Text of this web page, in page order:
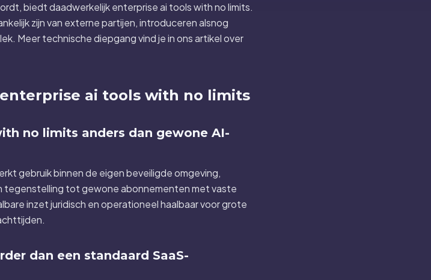
biedt daadwerkelijk enterprise ai tools with no limits.
zijn van externe partijen, introduceren alsnog
Meer technische diepgang vind je in ons artikel over
ai tools with no limits
no limits anders dan gewone AI-
gebruik binnen de eigen beveiligde omgeving,
tegenstelling tot gewone abonnementen met vaste
inzet juridisch en operationeel haalbaar voor grote
dan een standaard SaaS-